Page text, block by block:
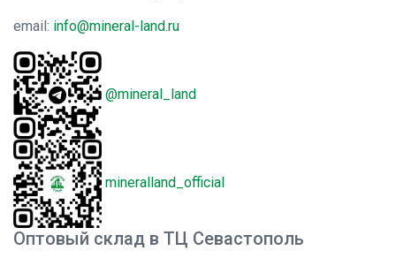
email: info@mineral-land.ru
@mineral_land
mineralland_official
Оптовый склад в ТЦ Севастополь